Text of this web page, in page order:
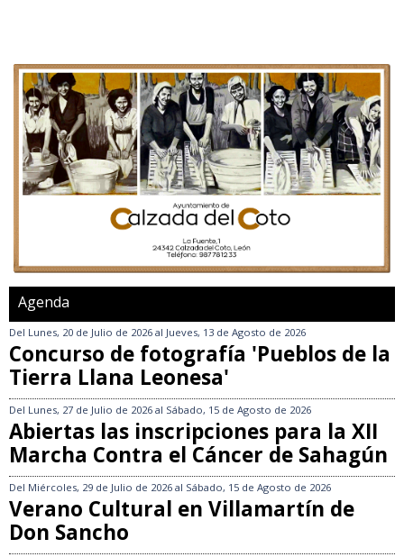
Agenda
Del Lunes, 20 de Julio de 2026 al Jueves, 13 de Agosto de 2026
Concurso de fotografía 'Pueblos de la
Tierra Llana Leonesa'
Del Lunes, 27 de Julio de 2026 al Sábado, 15 de Agosto de 2026
Abiertas las inscripciones para la XII
Marcha Contra el Cáncer de Sahagún
Del Miércoles, 29 de Julio de 2026 al Sábado, 15 de Agosto de 2026
Verano Cultural en Villamartín de
Don Sancho